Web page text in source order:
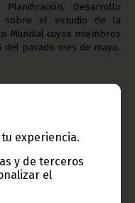
experiencia.
y de terceros
el
Desarrollo
sobre el estudio de la
Mundial cuyos miembros
pasado mes de mayo.
Ecuatorial (D. G.